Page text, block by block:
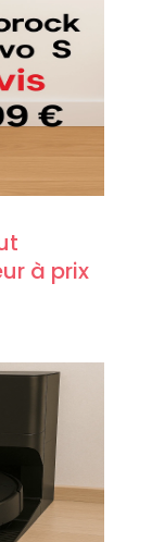
à prix